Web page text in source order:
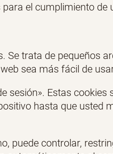
el cumplimiento
Se trata de pequeños
sea más fácil de
sesión». Estas
hasta que usted
puede controlar,